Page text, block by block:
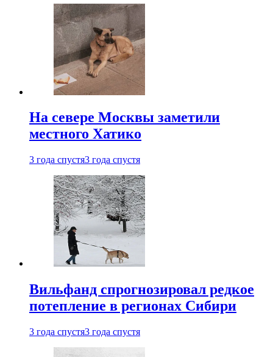
На севере Москвы заметили
местного Хатико
3 года спустя3 года спустя
Вильфанд спрогнозировал редкое
потепление в регионах Сибири
3 года спустя3 года спустя